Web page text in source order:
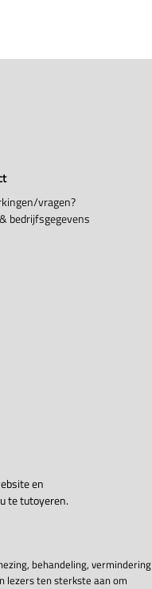
vragen?
bedrijfsgegevens
en
te tutoyeren.
behandeling, vermindering
lezers ten sterkste aan om